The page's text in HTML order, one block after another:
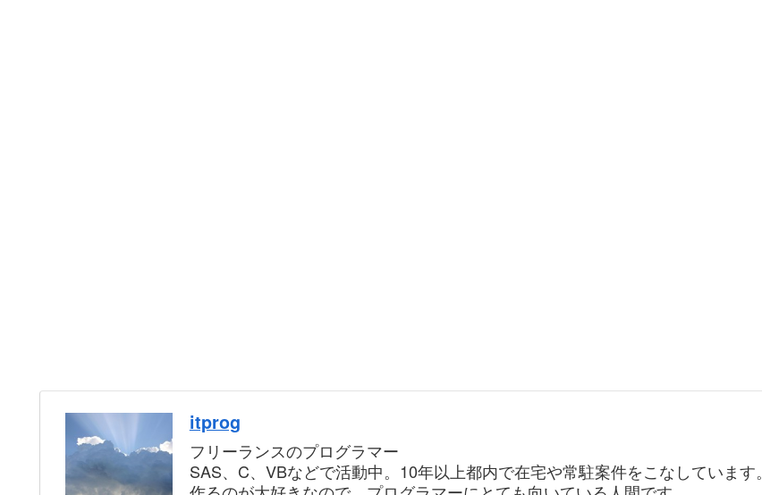
itprog
フリーランスのプログラマー
SAS、C、VBなどで活動中。10年以上都内で在宅や常駐案件をこなしています。